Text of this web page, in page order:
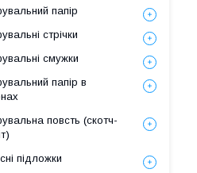
папір
стрічки
смужки
папір в
повсть (скотч-
підложки